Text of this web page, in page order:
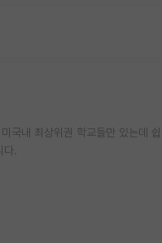
국내 최상위권 학교들만 있는데
.